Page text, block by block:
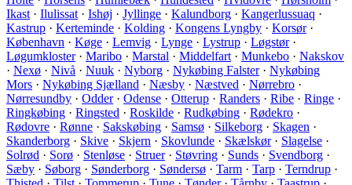
Ikast · Ilulissat · Ishøj · Jyllinge · Kalundborg · Kangerlussuaq ·
Kastrup · Kerteminde · Kolding · Kongens Lyngby · Korsør·
København · Køge · Lemvig · Lynge · Lystrup · Løgstør·
Løgumkloster· Maribo · Marstal · Middelfart · Munkebo · Nakskov
· Nexø · Nivå · Nuuk · Nyborg · Nykøbing Falster· Nykøbing
Mors · Nykøbing Sjælland · Næsby · Næstved · Nørrebro ·
Nørresundby · Odder· Odense · Otterup · Randers · Ribe · Ringe ·
Ringkøbing · Ringsted · Roskilde · Rudkøbing · Rødekro ·
Rødovre · Rønne · Sakskøbing · Samsø · Silkeborg · Skagen ·
Skanderborg · Skive · Skjern · Skovlunde · Skælskør· Slagelse ·
Solrød · Sorø · Stenløse · Struer· Støvring · Sunds · Svendborg ·
Sæby · Søborg · Sønderborg · Søndersø · Tarm · Tarp · Terndrup ·